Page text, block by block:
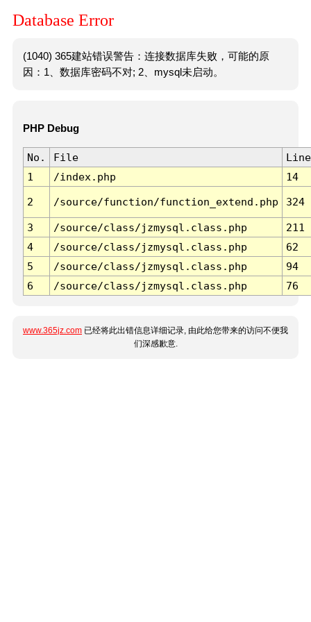
Database Error
(1040) 365建站错误警告：连接数据库失败，可能的原
因：1、数据库密码不对; 2、mysql未启动。
PHP Debug
No. File
Line
1
/index.php 14
2 /source/function/function_extend.php 324
3 /source/class/jzmysql.class.php
211
4
/source/class/jzmysql.class.php
62
5
/source/class/jzmysql.class.php
94
6
/source/class/jzmysql.class.php 76
www.365jz.com 已经将此出错信息详细记录, 由此给您带来的访问不便我
们深感歉意.